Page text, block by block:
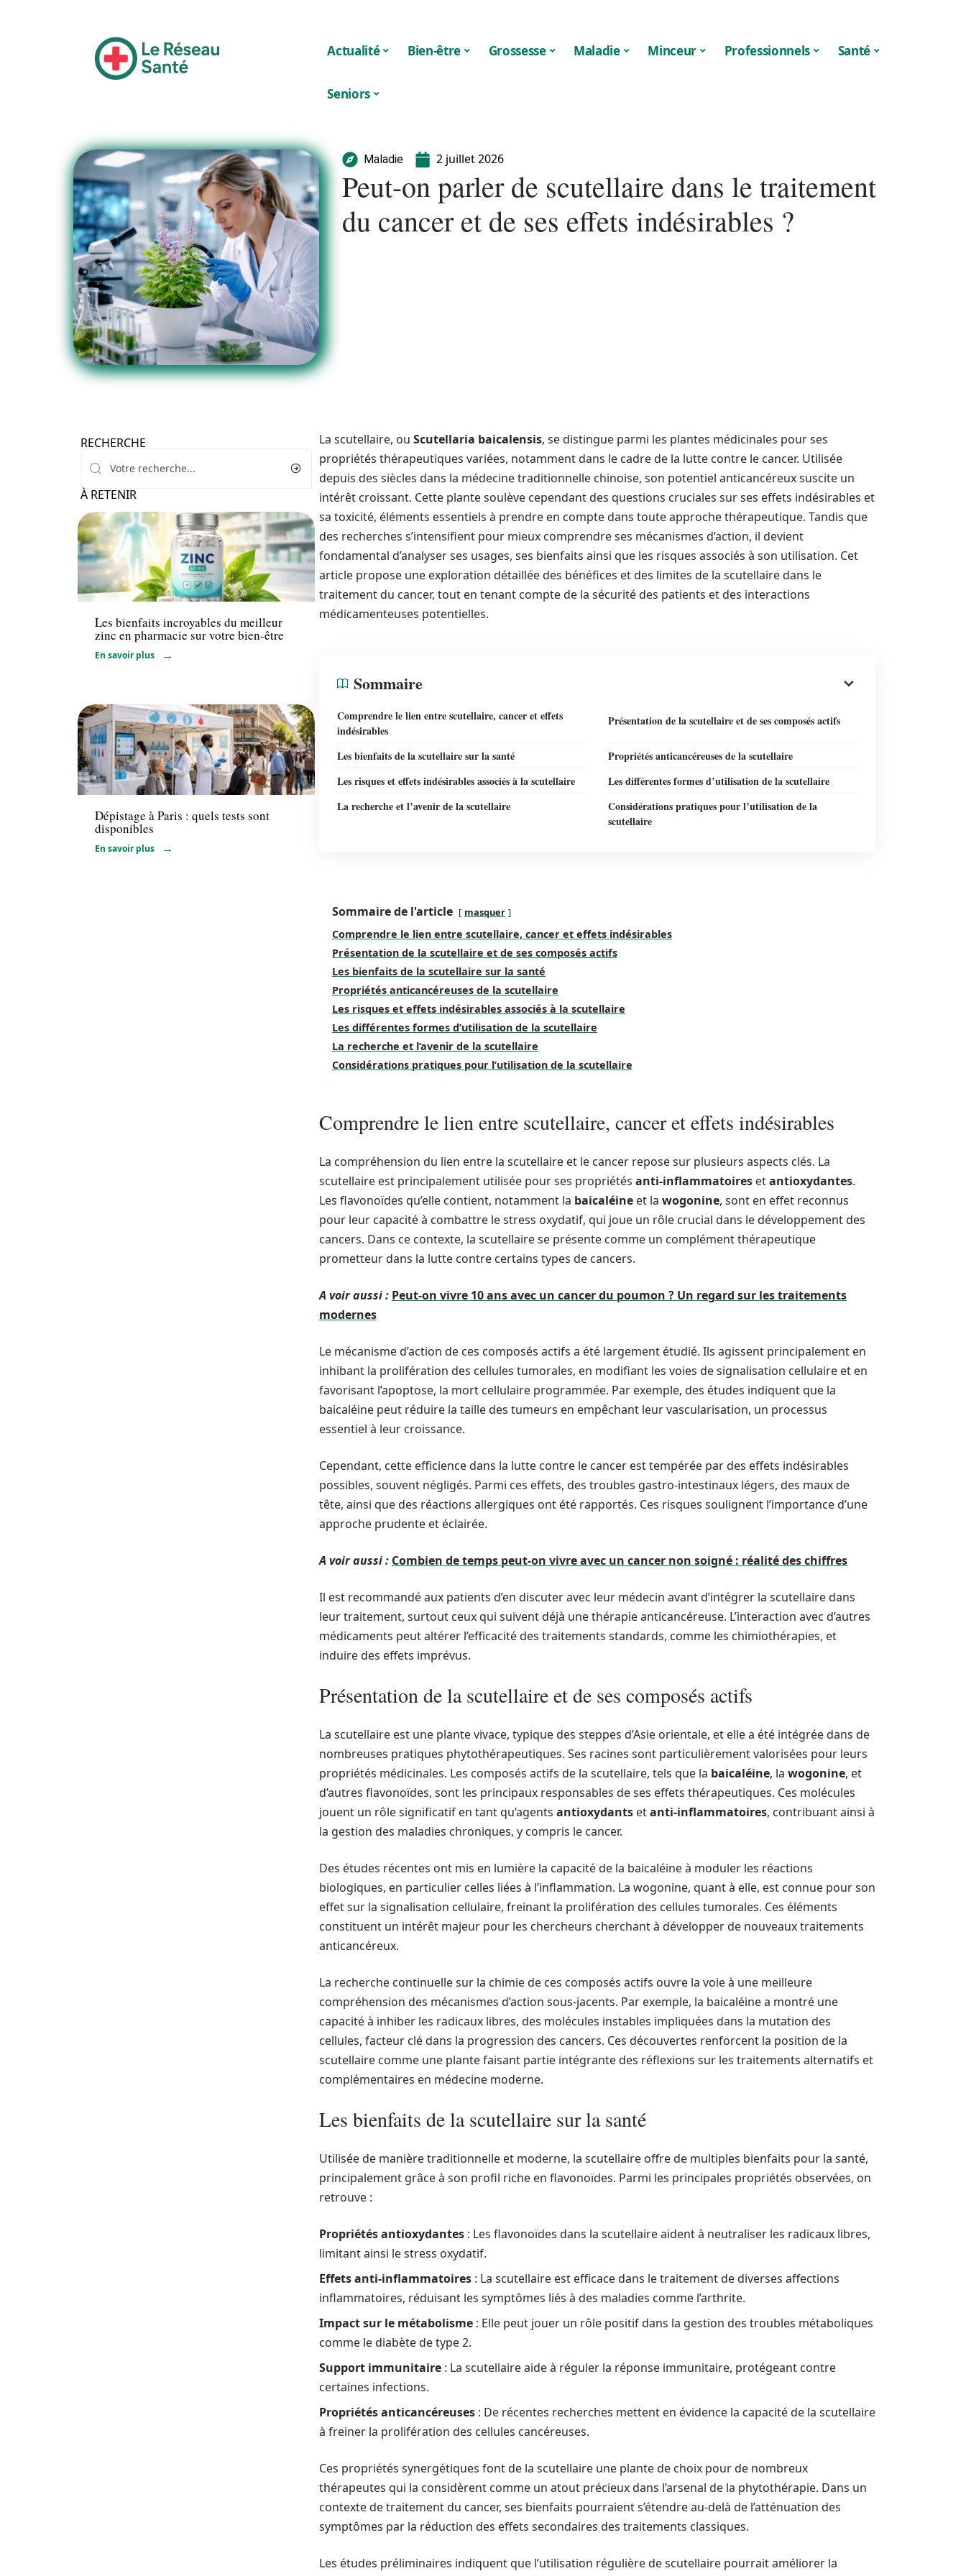
Actualité Bien-être Grossesse Maladie Minceur Professionnels Santé
Seniors
Maladie 2 juillet 2026
Peut-on parler de scutellaire dans le traitement
du cancer et de ses effets indésirables ?
RECHERCHE
À RETENIR
Santé
Les bienfaits incroyables du meilleur
zinc en pharmacie sur votre bien-être
En savoir plus
Santé
Dépistage à Paris : quels tests sont
disponibles
En savoir plus
La scutellaire, ou Scutellaria baicalensis, se distingue parmi les plantes médicinales pour ses
propriétés thérapeutiques variées, notamment dans le cadre de la lutte contre le cancer. Utilisée
depuis des siècles dans la médecine traditionnelle chinoise, son potentiel anticancéreux suscite un
intérêt croissant. Cette plante soulève cependant des questions cruciales sur ses effets indésirables et
sa toxicité, éléments essentiels à prendre en compte dans toute approche thérapeutique. Tandis que
des recherches s’intensifient pour mieux comprendre ses mécanismes d’action, il devient
fondamental d’analyser ses usages, ses bienfaits ainsi que les risques associés à son utilisation. Cet
article propose une exploration détaillée des bénéfices et des limites de la scutellaire dans le
traitement du cancer, tout en tenant compte de la sécurité des patients et des interactions
médicamenteuses potentielles.
Sommaire
Comprendre le lien entre scutellaire, cancer et effets
indésirables
Présentation de la scutellaire et de ses composés actifs
Les bienfaits de la scutellaire sur la santé
Propriétés anticancéreuses de la scutellaire
Les risques et effets indésirables associés à la scutellaire
Les différentes formes d’utilisation de la scutellaire
La recherche et l’avenir de la scutellaire
Considérations pratiques pour l’utilisation de la
scutellaire
Sommaire de l'article masquer
Comprendre le lien entre scutellaire, cancer et effets indésirables
Présentation de la scutellaire et de ses composés actifs
Les bienfaits de la scutellaire sur la santé
Propriétés anticancéreuses de la scutellaire
Les risques et effets indésirables associés à la scutellaire
Les différentes formes d’utilisation de la scutellaire
La recherche et l’avenir de la scutellaire
Considérations pratiques pour l’utilisation de la scutellaire
Comprendre le lien entre scutellaire, cancer et effets indésirables
La compréhension du lien entre la scutellaire et le cancer repose sur plusieurs aspects clés. La
scutellaire est principalement utilisée pour ses propriétés anti-inflammatoires etantioxydantes.
Les flavonoïdes qu’elle contient, notamment la baicaléine et la wogonine, sont en effet reconnus
pour leur capacité à combattre le stress oxydatif, qui joue un rôle crucial dans le développement des
cancers. Dans ce contexte, la scutellaire se présente comme un complément thérapeutique
prometteur dans la lutte contre certains types de cancers.
A voir aussi : Peut-on vivre 10 ans avec un cancer du poumon ? Un regard sur les traitements
modernes
Le mécanisme d’action de ces composés actifs a été largement étudié. Ils agissent principalement en
inhibant la prolifération des cellules tumorales, en modifiant les voies de signalisation cellulaire et en
favorisant l’apoptose, la mort cellulaire programmée. Par exemple, des études indiquent que la
baicaléine peut réduire la taille des tumeurs en empêchant leur vascularisation, un processus
essentiel à leur croissance.
Cependant, cette efficience dans la lutte contre le cancer est tempérée par des effets indésirables
possibles, souvent négligés. Parmi ces effets, des troubles gastro-intestinaux légers, des maux de
tête, ainsi que des réactions allergiques ont été rapportés. Ces risques soulignent l’importance d’une
approche prudente et éclairée.
A voir aussi : Combien de temps peut-on vivre avec un cancer non soigné : réalité des chiffres
Il est recommandé aux patients d’en discuter avec leur médecin avant d’intégrer la scutellaire dans
leur traitement, surtout ceux qui suivent déjà une thérapie anticancéreuse. L’interaction avec d’autres
médicaments peut altérer l’efficacité des traitements standards, comme les chimiothérapies, et
induire des effets imprévus.
Présentation de la scutellaire et de ses composés actifs
La scutellaire est une plante vivace, typique des steppes d’Asie orientale, et elle a été intégrée dans de
nombreuses pratiques phytothérapeutiques. Ses racines sont particulièrement valorisées pour leurs
propriétés médicinales. Les composés actifs de la scutellaire, tels que la baicaléine, la wogonine, et
d’autres flavonoïdes, sont les principaux responsables de ses effets thérapeutiques. Ces molécules
jouent un rôle significatif en tant qu’agents antioxydants etanti-inflammatoires, contribuant ainsi à
la gestion des maladies chroniques, y compris le cancer.
Des études récentes ont mis en lumière la capacité de la baicaléine à moduler les réactions
biologiques, en particulier celles liées à l’inflammation. La wogonine, quant à elle, est connue pour son
effet sur la signalisation cellulaire, freinant la prolifération des cellules tumorales. Ces éléments
constituent un intérêt majeur pour les chercheurs cherchant à développer de nouveaux traitements
anticancéreux.
La recherche continuelle sur la chimie de ces composés actifs ouvre la voie à une meilleure
compréhension des mécanismes d’action sous-jacents. Par exemple, la baicaléine a montré une
capacité à inhiber les radicaux libres, des molécules instables impliquées dans la mutation des
cellules, facteur clé dans la progression des cancers. Ces découvertes renforcent la position de la
scutellaire comme une plante faisant partie intégrante des réflexions sur les traitements alternatifs et
complémentaires en médecine moderne.
Les bienfaits de la scutellaire sur la santé
Utilisée de manière traditionnelle et moderne, la scutellaire offre de multiples bienfaits pour la santé,
principalement grâce à son profil riche en flavonoïdes. Parmi les principales propriétés observées, on
retrouve :
Propriétés antioxydantes : Les flavonoïdes dans la scutellaire aident à neutraliser les radicaux libres,
limitant ainsi le stress oxydatif.
Effets anti-inflammatoires : La scutellaire est efficace dans le traitement de diverses affections
inflammatoires, réduisant les symptômes liés à des maladies comme l’arthrite.
Impact sur le métabolisme : Elle peut jouer un rôle positif dans la gestion des troubles métaboliques
comme le diabète de type 2.
Support immunitaire : La scutellaire aide à réguler la réponse immunitaire, protégeant contre
certaines infections.
Propriétés anticancéreuses : De récentes recherches mettent en évidence la capacité de la scutellaire
à freiner la prolifération des cellules cancéreuses.
Ces propriétés synergétiques font de la scutellaire une plante de choix pour de nombreux
thérapeutes qui la considèrent comme un atout précieux dans l’arsenal de la phytothérapie. Dans un
contexte de traitement du cancer, ses bienfaits pourraient s’étendre au-delà de l’atténuation des
symptômes par la réduction des effets secondaires des traitements classiques.
Les études préliminaires indiquent que l’utilisation régulière de scutellaire pourrait améliorer la